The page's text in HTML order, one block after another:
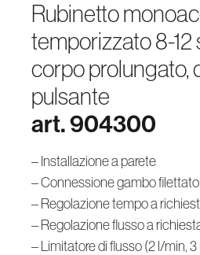
rubinetto monoacqua
temporizzato 8-12
corpo prolungato,
pulsante
art. 904300
– Installazione a parete
– Connessione gambo
– Regolazione tempo a
– Regolazione flusso a
– Limitatore di flusso (2 l/min,